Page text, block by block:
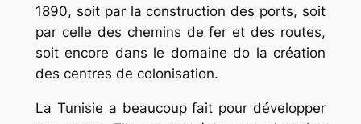
1890, soit par la construction des ports, soit
par celle des chemins de fer et des routes,
soit encore dans le domaine do la création
des centres de colonisation.
La Tunisie a beaucoup fait pour développer